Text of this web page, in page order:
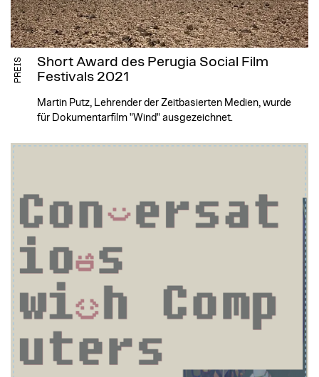
PREIS
Short Award des Perugia Social Film
Festivals 2021
Martin Putz, Lehrender der Zeitbasierten Medien, wurde
für Dokumentarfilm "Wind" ausgezeichnet.